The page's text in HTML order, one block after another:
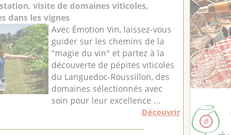
visite de domaines viticoles,
dans les vignes
Avec Émotion Vin, laissez-vous
guider sur les chemins de la
"magie du vin" et partez à la
découverte de pépites viticoles
du Languedoc-Roussillon, des
domaines sélectionnés avec
soin pour leur excellence ...
Découvrir